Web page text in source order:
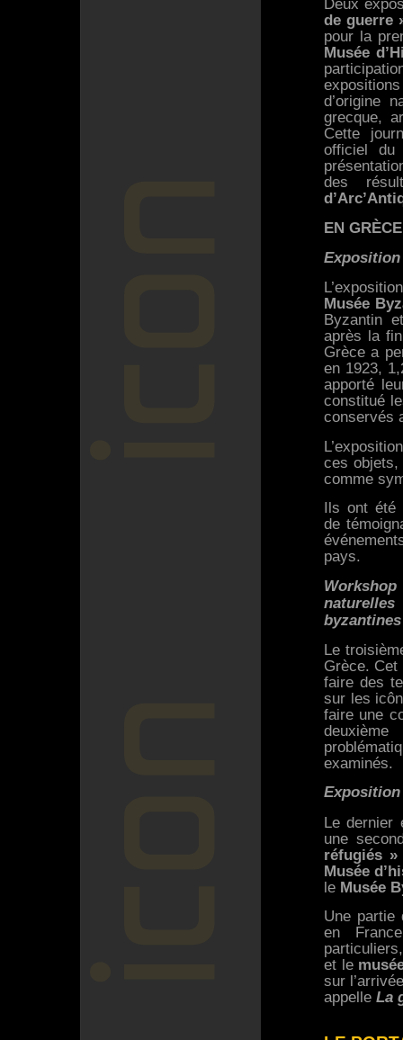
Deux
de guerre
pour la
Musée
d’origine
grecque,
Cette
officiel du
des
EN GRÈCE
Exposition
Musée
Byzantin
après la
Grèce a
en 1923,
apporté
constitué
conservés
ces objets,
comme
Ils ont été
de
pays.
Le
Grèce. Cet
faire des
sur les
faire une
examinés.
Exposition
Le dernier
une
réfugiés »
Musée
le Musée
Une partie
en
et le
sur
appelle La